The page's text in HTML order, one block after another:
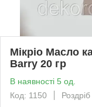
Мікріо Масло
Barry 20 гр
В наявності 5 од.
Код: 1150
Роздріб